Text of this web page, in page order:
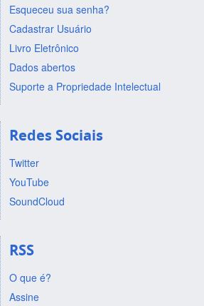
Esqueceu sua senha?
Cadastrar Usuário
Livro Eletrônico
Dados abertos
Suporte a Propriedade Intelectual
Redes Sociais
Twitter
YouTube
SoundCloud
RSS
O que é?
Assine